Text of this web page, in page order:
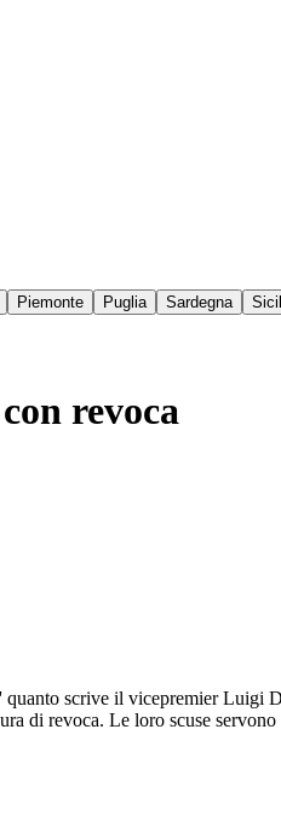
Piemonte Puglia Sardegna
revoca
quanto scrive il vicepremier Luigi
di revoca. Le loro scuse